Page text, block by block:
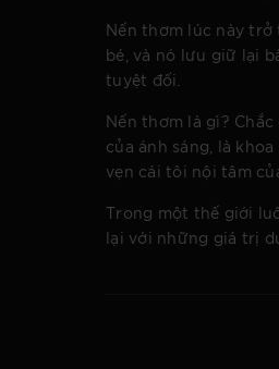
Nến thơm lúc này trở
bé, và nó lưu giữ lại
tuyệt đối.
Nến thơm là gì?
của ánh sáng, là
vẹn cái tôi nội tâm
Trong một thế giới
lại với những giá trị